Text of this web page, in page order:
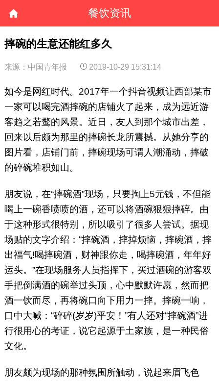
餐饮资讯
摔碗的生意还能红多久
来源：中国青年报 2019-10-29 15:31:14
如今是网红时代。2017年一个抖音视频让西部某市
一家可以喝完酒摔碗的店铺火了起来，成为远近游
客趋之若鹜的风景。近日，友人到那个城市出差，
回来以后颇为那里的摔碗长龙所震撼。从她分享的
图片看，店铺门前，摔碗现场可谓人潮涌动，摔破
的碎碗堆积如山。
朋友说，在“摔碗酒”现场，只要掏上5元钱，不但能
喝上一碗香喷喷的酒，还可以将酒碗狠狠摔碎。由
于这种形式很特别，所以吸引了很多人尝试。据现
场贴的文字介绍：“摔碗酒，摔掉烦恼，摔碗酒，摔
出福气!喝摔碗酒，财神跟你走，喝摔碗酒，年年好
运头。”在现场服务人员指挥下，买过酒碗的游客双
手把倒满酒的碗举过头顶，心中默默许愿，然而把
酒一饮而尽，再将碗口向下用力一摔。摔碗一响，
口中大喊：“碎碎(岁岁)平安！”有人还对“摔碗酒”进
行很用心的考证，说它起源于土家族，是一种民俗
文化。
朋友颇为现场的那种氛围所触动，说起来眉飞色